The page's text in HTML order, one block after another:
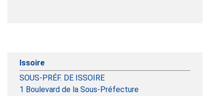
Issoire
SOUS-PRÉF. DE ISSOIRE
1 Boulevard de la Sous-Préfecture